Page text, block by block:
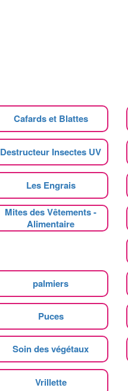
Cafards et Blattes
Destructeur Insectes UV
Les Engrais
Mites des Vêtements -
Alimentaire
palmiers
Puces
Soin des végétaux
Vrillette